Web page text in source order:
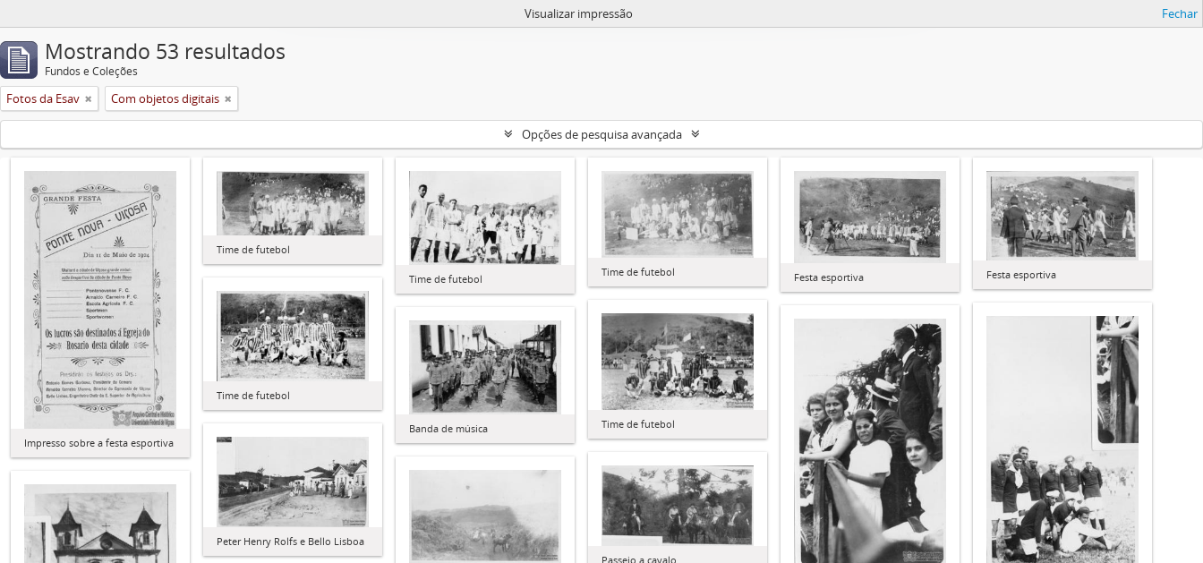
Visualizar impressão Fechar
Mostrando 53 resultados
Fundos e Coleções
Fotos da Esav Com objetos digitais
Opções de pesquisa avançada
Impresso sobre a festa esportiva
Time de futebol
Time de futebol
Time de futebol Festa esportiva Festa esportiva
Time de futebol
Time de futebol
Banda de música
Peter Henry Rolfs e Bello Lisboa
Passeio a cavalo